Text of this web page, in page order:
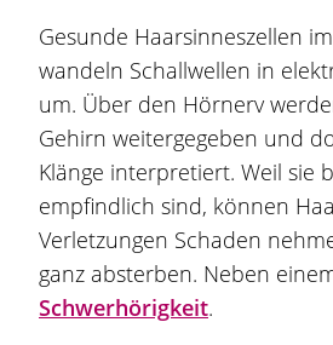
Gesunde Haarsinneszellen
wandeln Schallwellen in
um. Über den Hörnerv
Gehirn weitergegeben und
Klänge interpretiert. Weil sie
empfindlich sind, können
Verletzungen Schaden
ganz absterben. Neben
Schwerhörigkeit.